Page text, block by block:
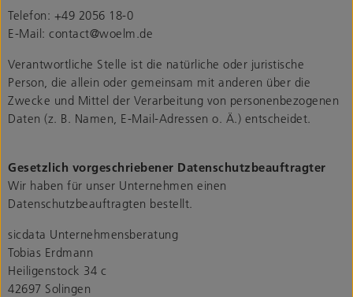
Telefon: +49 2056 18-0
E-Mail: contact@woelm.de
Verantwortliche Stelle ist die natürliche oder juristische
Person, die allein oder gemeinsam mit anderen über die
Zwecke und Mittel der Verarbeitung von personenbezogenen
Daten (z. B. Namen, E-Mail-Adressen o. Ä.) entscheidet.
Gesetzlich vorgeschriebener Datenschutzbeauftragter
Wir haben für unser Unternehmen einen
Datenschutzbeauftragten bestellt.
sicdata Unternehmensberatung
Tobias Erdmann
Heiligenstock 34 c
42697 Solingen